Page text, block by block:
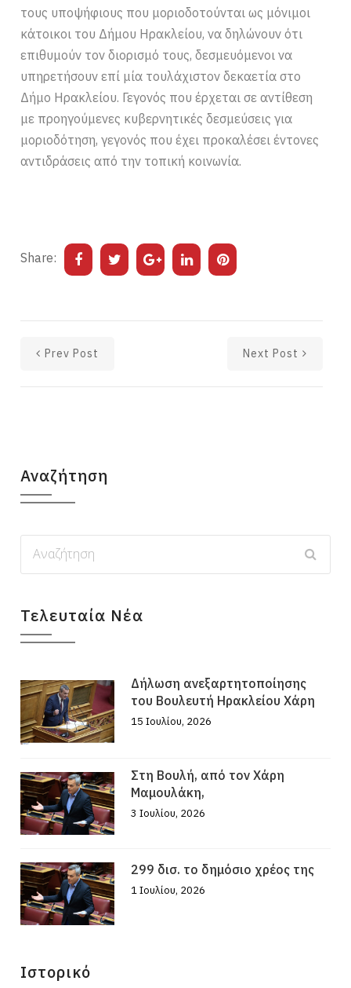
τους υποψήφιους που μοριοδοτούνται ως μόνιμοι
κάτοικοι του Δήμου Ηρακλείου, να δηλώνουν ότι
επιθυμούν τον διορισμό τους, δεσμευόμενοι να
υπηρετήσουν επί μία τουλάχιστον δεκαετία στο
Δήμο Ηρακλείου. Γεγονός που έρχεται σε αντίθεση
με προηγούμενες κυβερνητικές δεσμεύσεις για
μοριοδότηση, γεγονός που έχει προκαλέσει έντονες
αντιδράσεις από την τοπική κοινωνία.
Share:
Prev Post Next Post
Αναζήτηση
Τελευταία Νέα
Δήλωση ανεξαρτητοποίησης
του Βουλευτή Ηρακλείου Χάρη
15 Ιουλίου, 2026
Στη Βουλή, από τον Χάρη
Μαμουλάκη,
3 Ιουλίου, 2026
299 δισ. το δημόσιο χρέος της
1 Ιουλίου, 2026
Ιστορικό